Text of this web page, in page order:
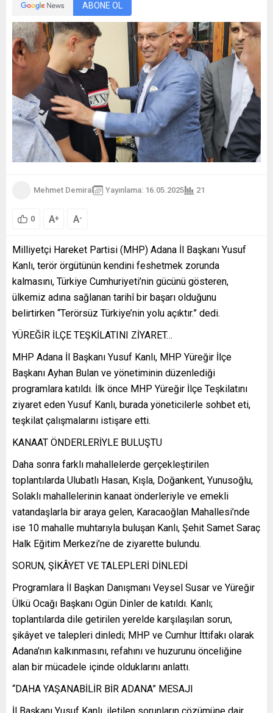
ABONE OL
Mehmet Demiral Yayınlama: 16.05.2025 21
0 A+ A-
Milliyetçi Hareket Partisi (MHP) Adana İl Başkanı Yusuf
Kanlı, terör örgütünün kendini feshetmek zorunda
kalmasını, Türkiye Cumhuriyeti’nin gücünü gösteren,
ülkemiz adına sağlanan tarihî bir başarı olduğunu
belirtirken “Terörsüz Türkiye’nin yolu açıktır.” dedi.
YÜREĞİR İLÇE TEŞKİLATINI ZİYARET…
MHP Adana İl Başkanı Yusuf Kanlı, MHP Yüreğir İlçe
Başkanı Ayhan Bulan ve yönetiminin düzenlediği
programlara katıldı. İlk önce MHP Yüreğir İlçe Teşkilatını
ziyaret eden Yusuf Kanlı, burada yöneticilerle sohbet eti,
teşkilat çalışmalarını istişare etti.
KANAAT ÖNDERLERİYLE BULUŞTU
Daha sonra farklı mahallelerde gerçekleştirilen
toplantılarda Ulubatlı Hasan, Kışla, Doğankent, Yunusoğlu,
Solaklı mahallelerinin kanaat önderleriyle ve emekli
vatandaşlarla bir araya gelen, Karacaoğlan Mahallesi’nde
ise 10 mahalle muhtarıyla buluşan Kanlı, Şehit Samet Saraç
Halk Eğitim Merkezi’ne de ziyarette bulundu.
SORUN, ŞİKÂYET VE TALEPLERİ DİNLEDİ
Programlara İl Başkan Danışmanı Veysel Susar ve Yüreğir
Ülkü Ocağı Başkanı Ogün Dinler de katıldı. Kanlı;
toplantılarda dile getirilen yerelde karşılaşılan sorun,
şikâyet ve talepleri dinledi; MHP ve Cumhur İttifakı olarak
Adana’nın kalkınmasını, refahını ve huzurunu önceliğine
alan bir mücadele içinde olduklarını anlattı.
“DAHA YAŞANABİLİR BİR ADANA” MESAJI
İl Başkanı Yusuf Kanlı, iletilen sorunların çözümüne dair